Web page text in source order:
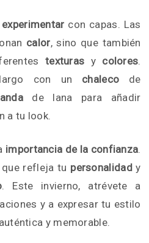
experimentar con capas. Las
calor, sino que también
texturas y colores.
con un chaleco de
de lana para añadir
a tu look.
importancia de la confianza.
refleja tu personalidad y
. Este invierno, atrévete a
y a expresar tu estilo
y memorable.